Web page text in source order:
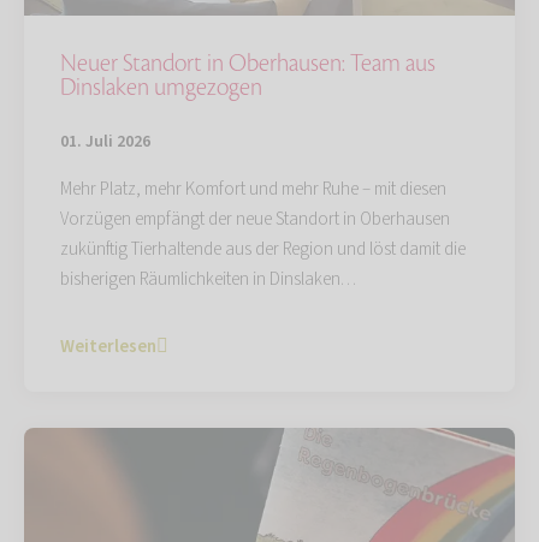
Neuer Standort in Oberhausen: Team aus
Dinslaken umgezogen
01. Juli 2026
Mehr Platz, mehr Komfort und mehr Ruhe – mit diesen
Vorzügen empfängt der neue Standort in Oberhausen
zukünftig Tierhaltende aus der Region und löst damit die
bisherigen Räumlichkeiten in Dinslaken…
Weiterlesen